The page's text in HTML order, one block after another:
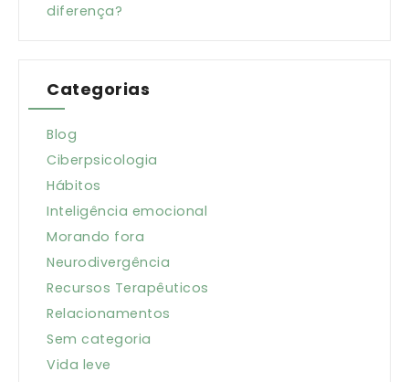
diferença?
Categorias
Blog
Ciberpsicologia
Hábitos
Inteligência emocional
Morando fora
Neurodivergência
Recursos Terapêuticos
Relacionamentos
Sem categoria
Vida leve